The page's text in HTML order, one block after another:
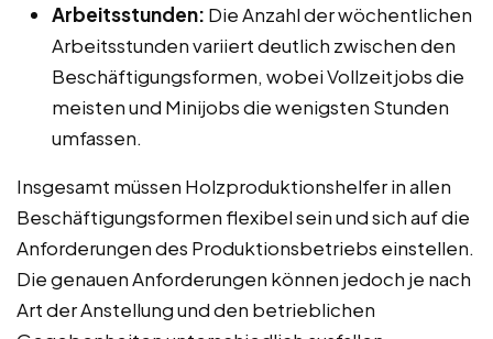
Arbeitsstunden: Die Anzahl der wöchentlichen
Arbeitsstunden variiert deutlich zwischen den
Beschäftigungsformen, wobei Vollzeitjobs die
meisten und Minijobs die wenigsten Stunden
umfassen.
Insgesamt müssen Holzproduktionshelfer in allen
Beschäftigungsformen flexibel sein und sich auf die
Anforderungen des Produktionsbetriebs einstellen.
Die genauen Anforderungen können jedoch je nach
Art der Anstellung und den betrieblichen